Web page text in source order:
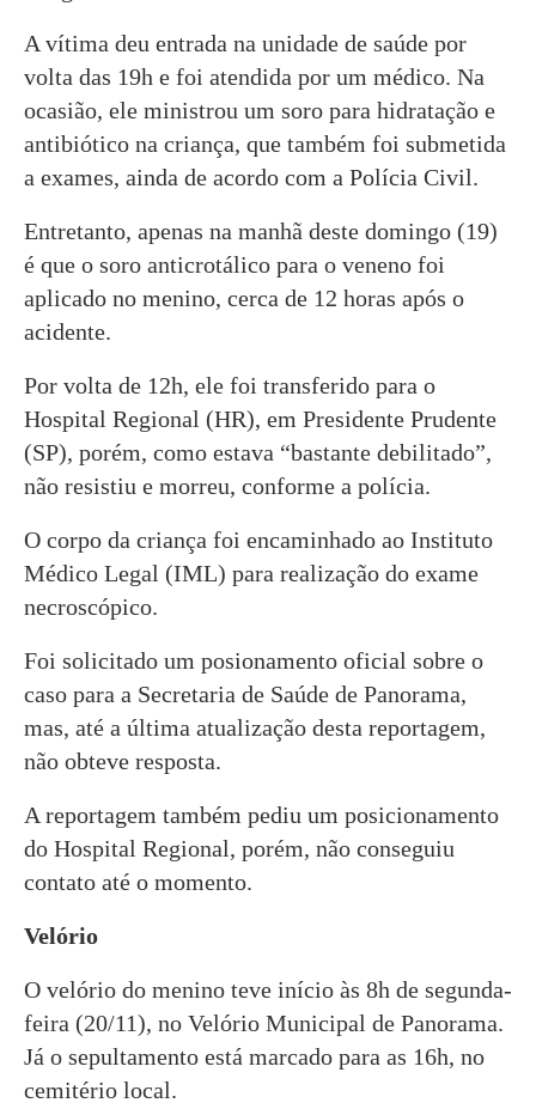
A vítima deu entrada na unidade de saúde por
volta das 19h e foi atendida por um médico. Na
ocasião, ele ministrou um soro para hidratação e
antibiótico na criança, que também foi submetida
a exames, ainda de acordo com a Polícia Civil.
Entretanto, apenas na manhã deste domingo (19)
é que o soro anticrotálico para o veneno foi
aplicado no menino, cerca de 12 horas após o
acidente.
Por volta de 12h, ele foi transferido para o
Hospital Regional (HR), em Presidente Prudente
(SP), porém, como estava “bastante debilitado”,
não resistiu e morreu, conforme a polícia.
O corpo da criança foi encaminhado ao Instituto
Médico Legal (IML) para realização do exame
necroscópico.
Foi solicitado um posionamento oficial sobre o
caso para a Secretaria de Saúde de Panorama,
mas, até a última atualização desta reportagem,
não obteve resposta.
A reportagem também pediu um posicionamento
do Hospital Regional, porém, não conseguiu
contato até o momento.
Velório
O velório do menino teve início às 8h de segunda-
feira (20/11), no Velório Municipal de Panorama.
Já o sepultamento está marcado para as 16h, no
cemitério local.